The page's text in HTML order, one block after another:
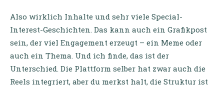
Also wirklich Inhalte und sehr viele Special-
Interest-Geschichten. Das kann auch ein Grafikpost
sein, der viel Engagement erzeugt – ein Meme oder
auch ein Thema. Und ich finde, das ist der
Unterschied. Die Plattform selber hat zwar auch die
Reels integriert, aber du merkst halt, die Struktur ist